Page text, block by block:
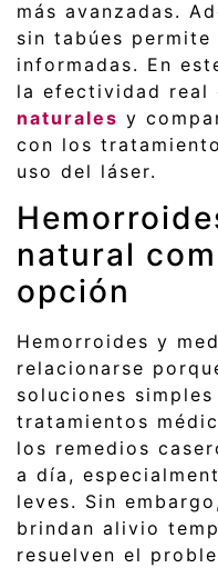
más avanzadas.
sin tabúes permite
informadas. En
la efectividad real
naturales y
con los
uso del láser.
natural
opción
Hemorroides y
relacionarse
soluciones
tratamientos
los remedios
a día,
leves. Sin
brindan alivio
resuelven el